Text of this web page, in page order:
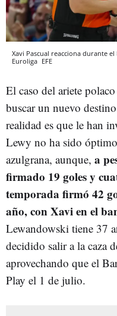
Xavi Pascual reacciona durante
Euroliga EFE
El caso del ariete
buscar un nuevo
realidad es que le han
Lewy no ha sido
azulgrana, aunque, a
firmado 19 goles y
temporada firmó 42
año, con Xavi en el
Lewandowski tiene 37
decidido salir a la caza
aprovechando que el
Play el 1 de julio.